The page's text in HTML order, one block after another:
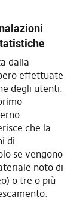
dalla
effettuate
degli utenti.
che la
di
se vengono
noto di
o tre o più